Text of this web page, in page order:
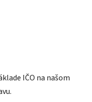
IČO na našom